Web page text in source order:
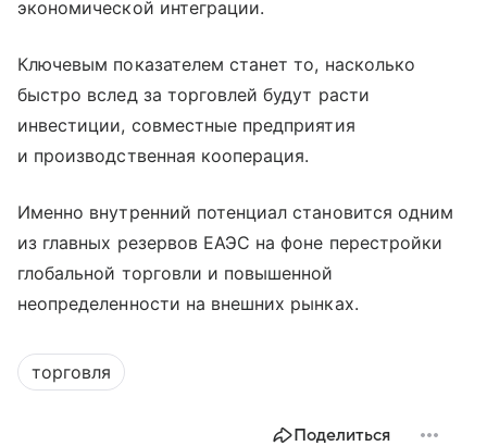
экономической интеграции.
Ключевым показателем станет то, насколько
быстро вслед за торговлей будут расти
инвестиции, совместные предприятия
и производственная кооперация.
Именно внутренний потенциал становится одним
из главных резервов ЕАЭС на фоне перестройки
глобальной торговли и повышенной
неопределенности на внешних рынках.
торговля
Поделиться